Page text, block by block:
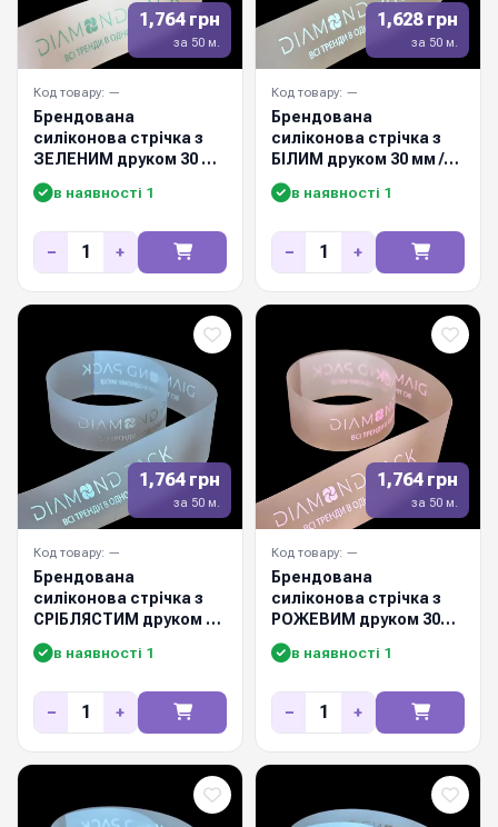
1,764 грн
за 50 м.
Код товару: —
Брендована
силіконова стрічка з
ЗЕЛЕНИМ друком 30 мм
/ 50м
в наявності 1
− +
1,628 грн
за 50 м.
Код товару: —
Брендована
силіконова стрічка з
БІЛИМ друком 30 мм /
50м
в наявності 1
− +
1,764 грн
за 50 м.
Код товару: —
Брендована
силіконова стрічка з
СРІБЛЯСТИМ друком 30
мм / 50м
в наявності 1
− +
1,764 грн
за 50 м.
Код товару: —
Брендована
силіконова стрічка з
РОЖЕВИМ друком 30
мм / 50м
в наявності 1
− +